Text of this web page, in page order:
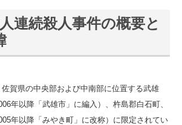
連続殺人事件の概要と
賀県の中央部および中南部に位置する武雄
年以降「武雄市」に編入）、杵島郡白石町、
年以降「みやき町」に改称）に限定されてい